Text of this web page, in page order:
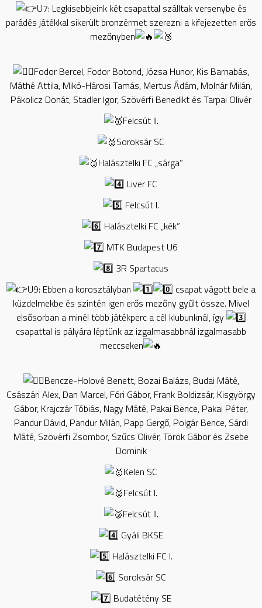
U7: Legkisebbjeink két csapattal szálltak versenybe és
parádés játékkal sikerült bronzérmet szerezni a kifejezetten erős
mezőnyben
Fodor Bercel, Fodor Botond, Józsa Hunor, Kis Barnabás,
Máthé Attila, Mikó-Hárosi Tamás, Mertus Ádám, Molnár Milán,
Pákolicz Donát, Stadler Igor, Szövérfi Benedikt és Tarpai Olivér
Felcsút II.
Soroksár SC
Halásztelki FC „sárga”
Liver FC
Felcsút I.
Halásztelki FC „kék”
MTK Budapest U6
3R Spartacus
U9: Ebben a korosztályban
csapat vágott bele a
küzdelmekbe és szintén igen erős mezőny gyűlt össze. Mivel
elsősorban a minél több játékperc a cél klubunknál, így
csapattal is pályára léptünk az izgalmasabbnál izgalmasabb
meccseken
Bencze-Holové Benett, Bozai Balázs, Budai Máté,
Császári Alex, Dan Marcel, Fóri Gábor, Frank Boldizsár, Kisgyörgy
Gábor, Krajczár Tóbiás, Nagy Máté, Pakai Bence, Pakai Péter,
Pandur Dávid, Pandur Milán, Papp Gergő, Polgár Bence, Sárdi
Máté, Szövérfi Zsombor, Szűcs Olivér, Török Gábor és Zsebe
Dominik
Kelen SC
Felcsút I.
Felcsút II.
Gyáli BKSE
Halásztelki FC I.
Soroksár SC
Budatétény SE